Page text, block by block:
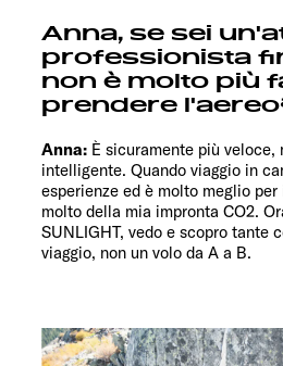
Anna, se sei
professionista
non è molto più
prendere
Anna: È sicuramente più veloce,
intelligente. Quando viaggio in
esperienze ed è molto meglio
molto della mia impronta CO2.
SUNLIGHT, vedo e scopro tante
viaggio, non un volo da A a B.